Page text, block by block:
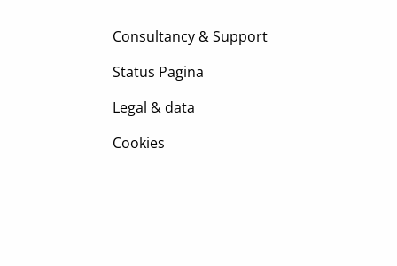
Consultancy & Support
Status Pagina
Legal & data
Cookies